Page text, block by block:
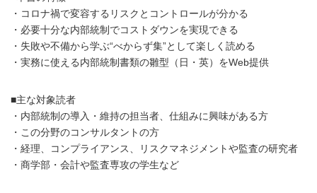
・コロナ禍で変容するリスクとコントロールが分かる
・必要十分な内部統制でコストダウンを実現できる
・失敗や不備から学ぶ“べからず集”として楽しく読める
・実務に使える内部統制書類の雛型（日・英）をWeb提供
■主な対象読者
・内部統制の導入・維持の担当者、仕組みに興味がある方
・この分野のコンサルタントの方
・経理、コンプライアンス、リスクマネジメントや監査の研究者
・商学部・会計や監査専攻の学生など